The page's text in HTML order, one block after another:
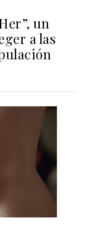
un
a las